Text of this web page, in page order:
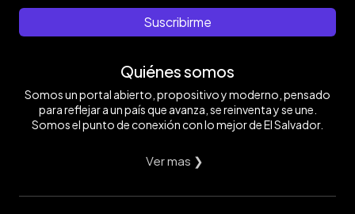
Suscribirme
Quiénes somos
Somos un portal abierto, propositivo y moderno, pensado
para reflejar a un país que avanza, se reinventa y se une.
Somos el punto de conexión con lo mejor de El Salvador.
Ver mas ❯